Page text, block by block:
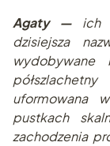
Agaty — ich
dzisiejsza
uformowana
pustkach
zachodzenia